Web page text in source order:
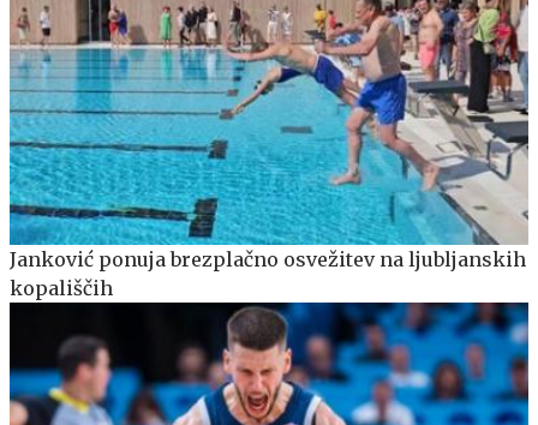
Janković ponuja brezplačno osvežitev na ljubljanskih
kopališčih